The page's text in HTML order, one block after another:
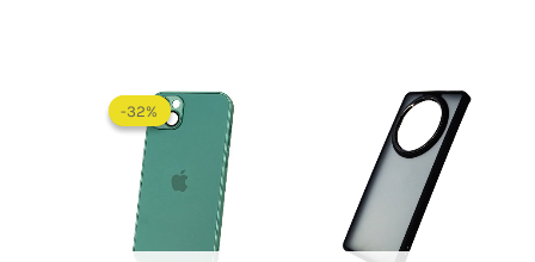
-32%
-32%
precio
original
$ 95.000.